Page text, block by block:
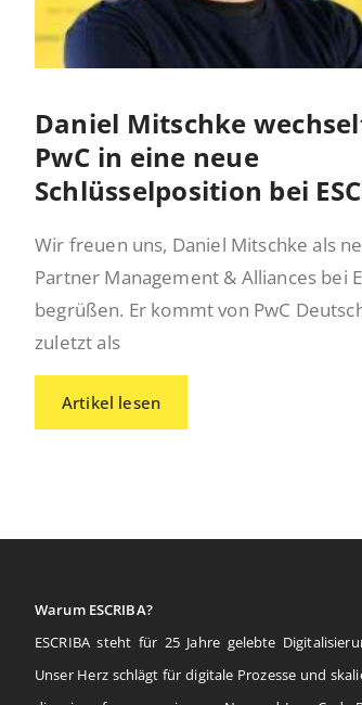
Daniel Mitschke
PwC in eine neue
Schlüsselposition bei
Wir freuen uns, Daniel Mitschke als
Partner Management & Alliances bei
begrüßen. Er kommt von PwC
zuletzt als
Artikel lesen
Warum ESCRIBA?
ESCRIBA steht für 25 Jahre gelebte
Unser Herz schlägt für digitale Prozesse und